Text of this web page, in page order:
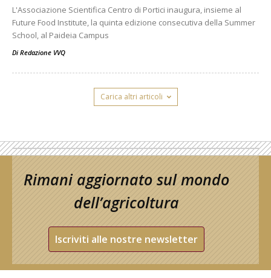
L'Associazione Scientifica Centro di Portici inaugura, insieme al
Future Food Institute, la quinta edizione consecutiva della Summer
School, al Paideia Campus
Di Redazione VVQ
Carica altri articoli
Rimani aggiornato sul mondo
dell’agricoltura
Iscriviti alle nostre newsletter